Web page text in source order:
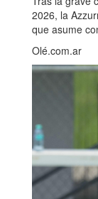
2026, la
que asume
Olé.com.ar